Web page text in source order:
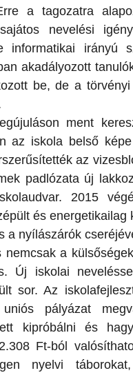
a tagozatra
nevelési
informatikai irányú
akadályozott
be, de a
ment
az iskola belső
az
padlózata új
2015
és
a nyílászárók
a
Új iskolai
sor. Az
pályázat
kipróbálni és
Ft-ból
nyelvi